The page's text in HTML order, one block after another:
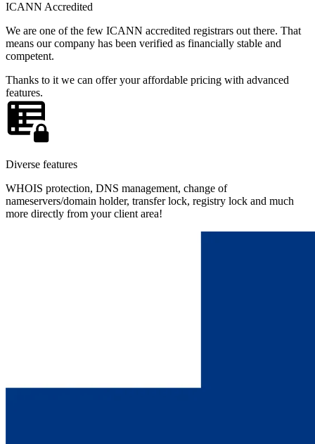
ICANN Accredited
We are one of the few ICANN accredited registrars out there. That
means our company has been verified as financially stable and
competent.
Thanks to it we can offer your affordable pricing with advanced
features.
Diverse features
WHOIS protection, DNS management, change of
nameservers/domain holder, transfer lock, registry lock and much
more directly from your client area!